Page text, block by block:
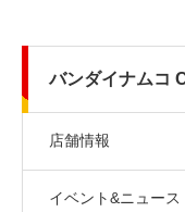
バンダイナムコ
店舗情報
イベント&ニュース